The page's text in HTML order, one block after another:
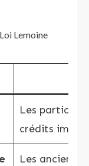
Lemoine
Les
crédits
Les anciens